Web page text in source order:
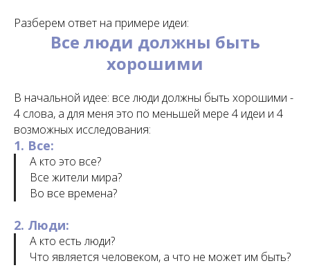
Разберем ответ на примере идеи:
Все люди должны быть
хорошими
В начальной идее: все люди должны быть хорошими -
4 слова, а для меня это по меньшей мере 4 идеи и 4
возможных исследования:
1. Все:
А кто это все?
Все жители мира?
Во все времена?
2. Люди:
А кто есть люди?
Что является человеком, а что не может им быть?